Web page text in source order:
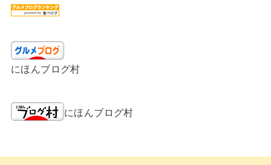
にほんブログ村
にほんブログ村